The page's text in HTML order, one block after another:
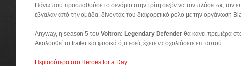
Πάνω που προσπαθούσε το σενάριο στην τρίτη σεζόν να τον πλάσει ως τον
έβγαλαν από την ομάδα, δίνοντας του διαφορετικό ρόλο με την οργάνωση
Anyway, η season 5 του Voltron: Legendary Defender θα κάνει πρεμιέρα
Ακολουθεί το trailer και φυσικά ό,τι εσείς έχετε να σχολιάσετε επ’ αυτού.
Περισσότερα στο Heroes for a Day.